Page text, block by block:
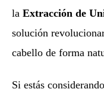
la Extracción de
solución
cabello de forma
Si estás